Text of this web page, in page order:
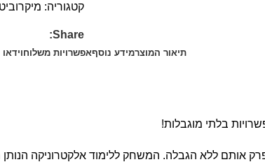
קטגוריה: מיקרוביט
Share:
תיאור המוצרמידע נוסףאפשרויות משלוחוידאו
בלתי מוגבלות!
אותם ללא הגבלה. המשחק ללימוד אלקטרוניקה